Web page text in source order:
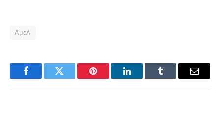
ΑμεΑ
FacebookTwitter Pinterest LinkedInTumblr Email